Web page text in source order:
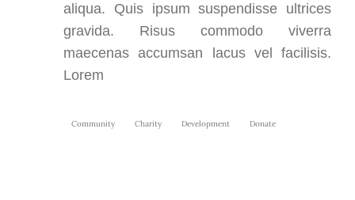
aliqua. Quis ipsum suspendisse ultrices
gravida. Risus commodo viverra
maecenas accumsan lacus vel facilisis.
Lorem
Community Charity Development Donate